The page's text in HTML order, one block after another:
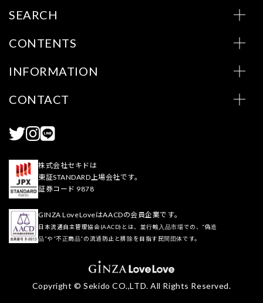
SEARCH
CONTENTS
INFORMATION
CONTACT
株式会社セキドは
東証STANDARD上場会社です。
証券コード 9878
GINZA LoveLoveはAACDの会員企業です。
日本流通自主管理協会(AACD)とは、並行輸入品市場での、“偽造
品”や“不正商品”の流通防止と排除を目指す民間団体です。
Copyright © Sekido CO.,LTD. All Rights Reserved.